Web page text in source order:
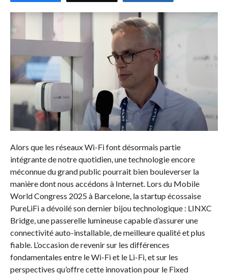
Alors que les réseaux Wi-Fi font désormais partie
intégrante de notre quotidien, une technologie encore
méconnue du grand public pourrait bien bouleverser la
manière dont nous accédons à Internet. Lors du Mobile
World Congress 2025 à Barcelone, la startup écossaise
PureLiFi a dévoilé son dernier bijou technologique : LINXC
Bridge, une passerelle lumineuse capable d’assurer une
connectivité auto-installable, de meilleure qualité et plus
fiable. L’occasion de revenir sur les différences
fondamentales entre le Wi-Fi et le Li-Fi, et sur les
perspectives qu’offre cette innovation pour le Fixed